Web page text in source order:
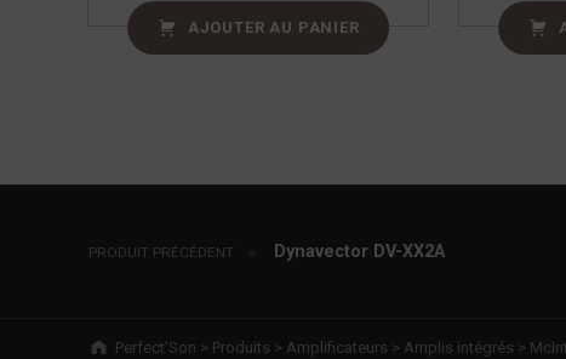
AJOUTER AU PANIER
Navigation de l’article
PRODUIT PRÉCÉDENT Dynavector DV-XX2A
Breadcrumbs navigation
Perfect’Son > Produits > Amplificateurs > Amplis intégrés >